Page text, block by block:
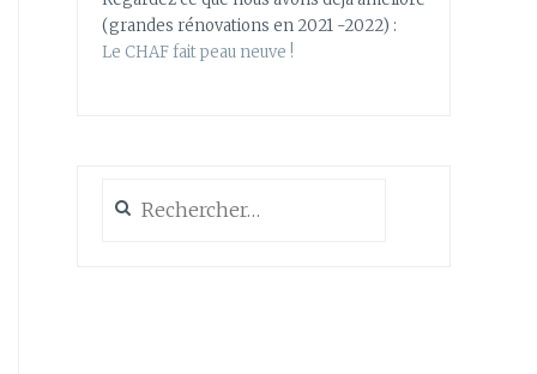
(grandes rénovations en 2021 -2022) :
Le CHAF fait peau neuve !